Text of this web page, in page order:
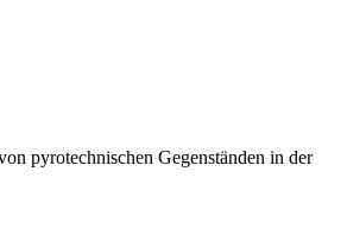
pyrotechnischen Gegenständen in der